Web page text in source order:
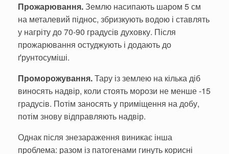
Прожарювання.Землю насипають шаром 5 см
на металевий піднос, збриз­кують водою і ставлять
у нагріту до 70-90 градусів духовку. Після
прожарю­вання остуджують і дода­ють до
ґрунтосуміші.
Проморожування.Тару із землею на кілька діб
виносять надвір, коли стоять морози не менше -15
градусів. Потім заносять у приміщення на добу,
потім знову відправ­ляють надвір.
Однак після знезаражен­ня виникає інша
проблема: разом із патогенами гинуть корисні